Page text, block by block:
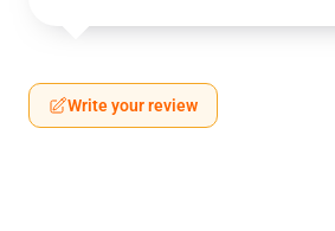
Write your review